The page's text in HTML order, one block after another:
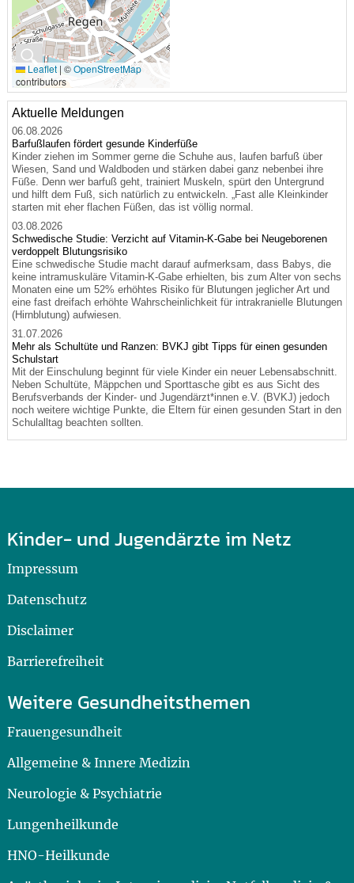
🔍
Leaflet | ©OpenStreetMap
contributors
Aktuelle Meldungen
06.08.2026
Barfußlaufen fördert gesunde Kinderfüße
Kinder ziehen im Sommer gerne die Schuhe aus, laufen barfuß über
Wiesen, Sand und Waldboden und stärken dabei ganz nebenbei ihre
Füße. Denn wer barfuß geht, trainiert Muskeln, spürt den Untergrund
und hilft dem Fuß, sich natürlich zu entwickeln. „Fast alle Kleinkinder
starten mit eher flachen Füßen, das ist völlig normal.
03.08.2026
Schwedische Studie: Verzicht auf Vitamin-K-Gabe bei Neugeborenen
verdoppelt Blutungsrisiko
Eine schwedische Studie macht darauf aufmerksam, dass Babys, die
keine intramuskuläre Vitamin-K-Gabe erhielten, bis zum Alter von sechs
Monaten eine um 52% erhöhtes Risiko für Blutungen jeglicher Art und
eine fast dreifach erhöhte Wahrscheinlichkeit für intrakranielle Blutungen
(Hirnblutung) aufwiesen.
31.07.2026
Mehr als Schultüte und Ranzen: BVKJ gibt Tipps für einen gesunden
Schulstart
Mit der Einschulung beginnt für viele Kinder ein neuer Lebensabschnitt.
Neben Schultüte, Mäppchen und Sporttasche gibt es aus Sicht des
Berufsverbands der Kinder- und Jugendärzt*innen e.V. (BVKJ) jedoch
noch weitere wichtige Punkte, die Eltern für einen gesunden Start in den
Schulalltag beachten sollten.
Kinder- und Jugendärzte im Netz
Impressum
Datenschutz
Disclaimer
Barrierefreiheit
Weitere Gesundheitsthemen
Frauengesundheit
Allgemeine & Innere Medizin
Neurologie & Psychiatrie
Lungenheilkunde
HNO-Heilkunde